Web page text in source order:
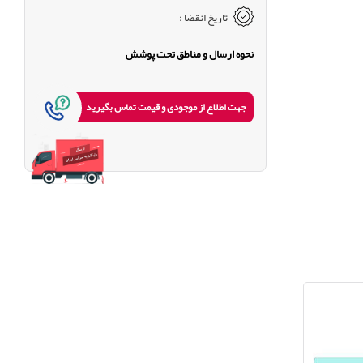
تاریخ انقضا :
نحوه ارسال و مناطق تحت پوشش
جهت اطلاع از موجودی و قیمت تماس بگیرید